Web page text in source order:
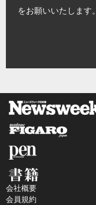
をお願いいたします。
会社概要
会員規約